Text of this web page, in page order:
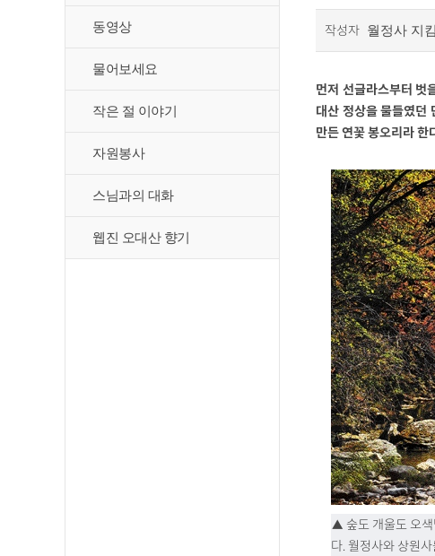
동영상
물어보세요
작은 절 이야기
자원봉사
스님과의 대화
웹진 오대산 향기
작성자 월정사 지
먼저 선글라스부터 벗
대산 정상을 물들였던
만든 연꽃 봉오리라
▲ 숲도 개울도 오색
다. 월정사와 상원